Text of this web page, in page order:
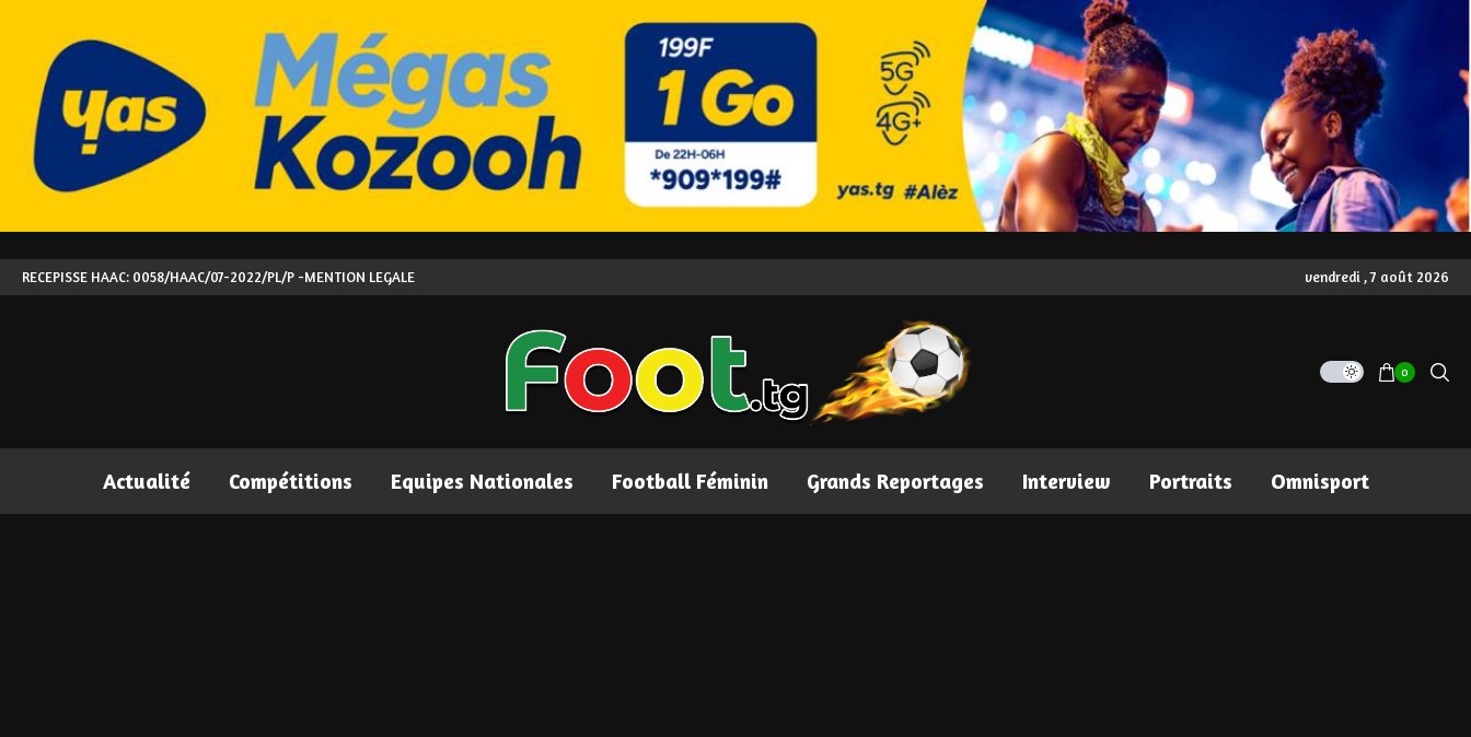
RECEPISSE HAAC: 0058/HAAC/07-2022/PL/P -MENTION LEGALE vendredi , 7 août 2026
0
Actualité Compétitions Equipes Nationales Football Féminin Grands Reportages Interview Portraits Omnisport